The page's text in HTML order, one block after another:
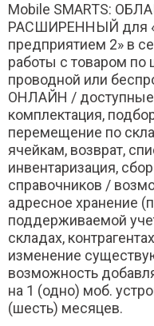
Mobile SMARTS:
РАСШИРЕННЫЙ для
предприятием 2» в
работы с товаром
проводной или
ОНЛАЙН / доступные
комплектация,
перемещение по
ячейкам, возврат,
инвентаризация,
справочников /
адресное хранение
поддерживаемой
складах,
изменение
возможность
на 1 (одно) моб.
(шесть) месяцев.